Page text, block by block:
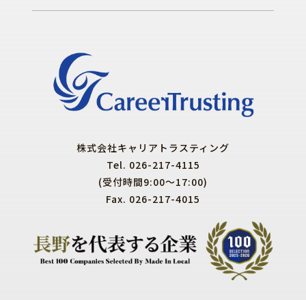
株式会社キャリアトラスティング
Tel. 026-217-4115
(受付時間9:00～17:00)
Fax. 026-217-4015